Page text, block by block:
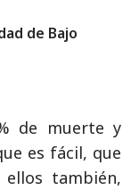
de Bajo
de muerte y
es fácil, que
también,